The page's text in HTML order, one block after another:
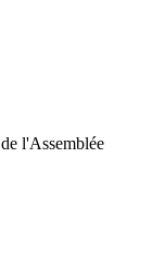
l'Assemblée